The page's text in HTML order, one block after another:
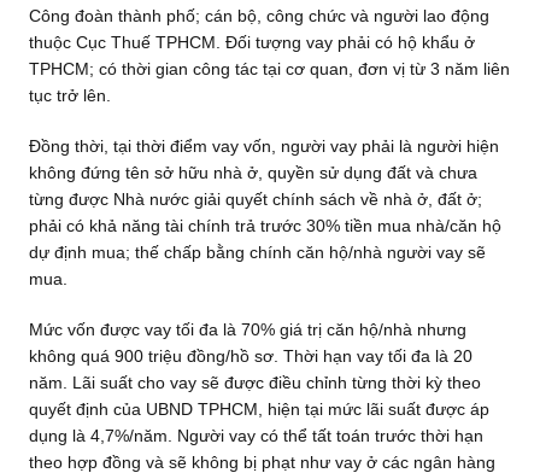
Công đoàn thành phố; cán bộ, công chức và người lao động
thuộc Cục Thuế TPHCM. Đối tượng vay phải có hộ khẩu ở
TPHCM; có thời gian công tác tại cơ quan, đơn vị từ 3 năm liên
tục trở lên.
Đồng thời, tại thời điểm vay vốn, người vay phải là người hiện
không đứng tên sở hữu nhà ở, quyền sử dụng đất và chưa
từng được Nhà nước giải quyết chính sách về nhà ở, đất ở;
phải có khả năng tài chính trả trước 30% tiền mua nhà/căn hộ
dự định mua; thế chấp bằng chính căn hộ/nhà người vay sẽ
mua.
Mức vốn được vay tối đa là 70% giá trị căn hộ/nhà nhưng
không quá 900 triệu đồng/hồ sơ. Thời hạn vay tối đa là 20
năm. Lãi suất cho vay sẽ được điều chỉnh từng thời kỳ theo
quyết định của UBND TPHCM, hiện tại mức lãi suất được áp
dụng là 4,7%/năm. Người vay có thể tất toán trước thời hạn
theo hợp đồng và sẽ không bị phạt như vay ở các ngân hàng